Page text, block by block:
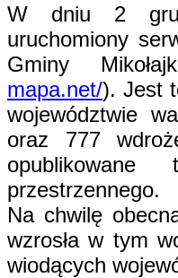
W dniu 2
uruchomiony
Gminy
mapa.net/). Jest
województwie
oraz 777
opublikowane
przestrzennego.
Na chwilę
wzrosła w tym
wiodących